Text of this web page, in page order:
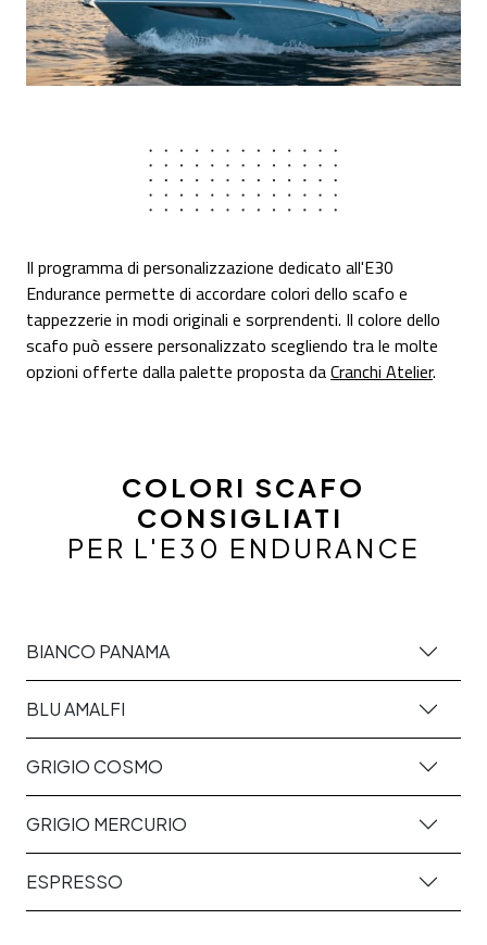
Il programma di personalizzazione dedicato all'E30
Endurance permette di accordare colori dello scafo e
tappezzerie in modi originali e sorprendenti. Il colore dello
scafo può essere personalizzato scegliendo tra le molte
opzioni offerte dalla palette proposta daCranchi Atelier.
COLORI SCAFO
CONSIGLIATI
PER L'E30 ENDURANCE
BIANCO PANAMA
BLU AMALFI
GRIGIO COSMO
GRIGIO MERCURIO
ESPRESSO